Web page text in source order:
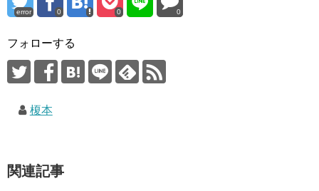
error 0 0 0
フォローする
榎本
関連記事